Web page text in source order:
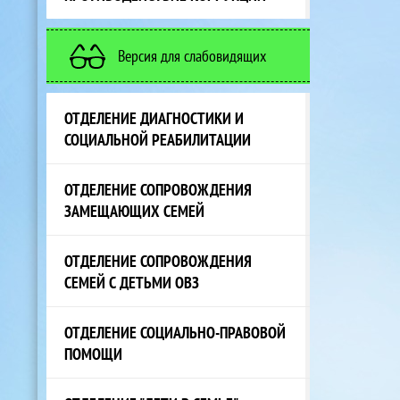
Версия для слабовидящих
ОТДЕЛЕНИЕ ДИАГНОСТИКИ И
СОЦИАЛЬНОЙ РЕАБИЛИТАЦИИ
ОТДЕЛЕНИЕ СОПРОВОЖДЕНИЯ
ЗАМЕЩАЮЩИХ СЕМЕЙ
ОТДЕЛЕНИЕ СОПРОВОЖДЕНИЯ
СЕМЕЙ С ДЕТЬМИ ОВЗ
ОТДЕЛЕНИЕ СОЦИАЛЬНО-ПРАВОВОЙ
ПОМОЩИ